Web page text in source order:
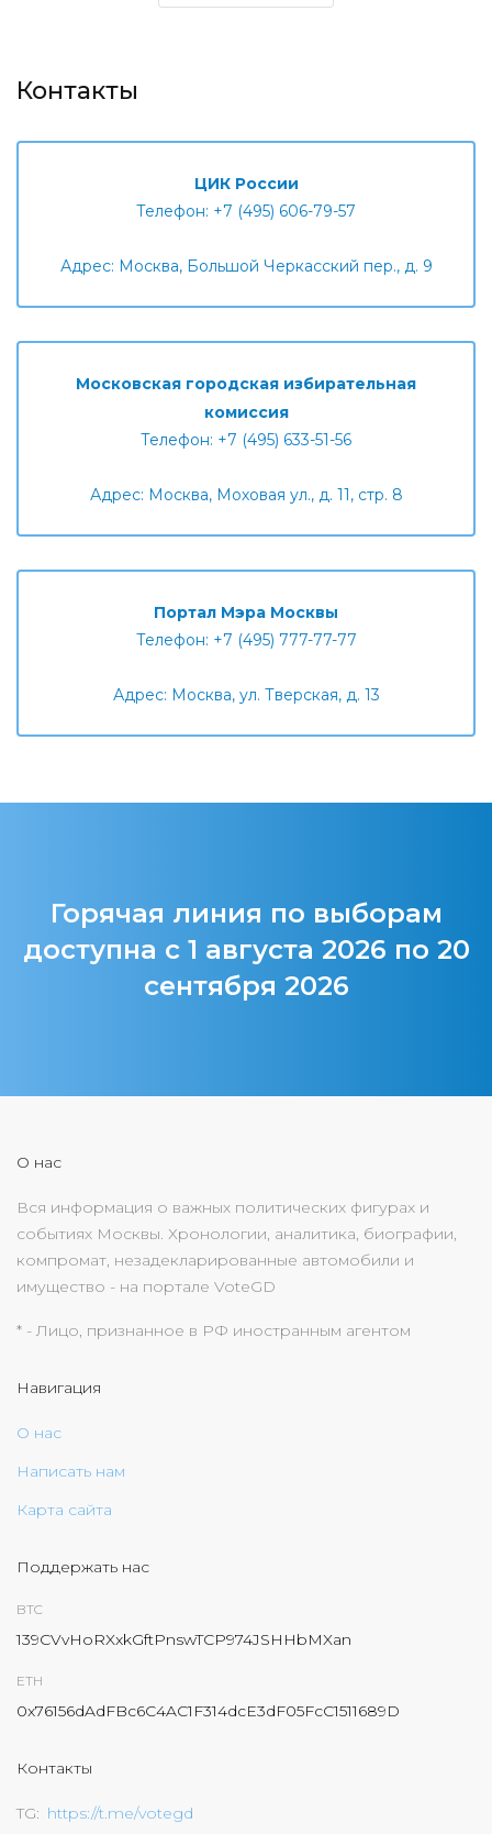
Контакты
ЦИК России
Телефон: +7 (495) 606-79-57
Адрес: Москва, Большой Черкасский пер., д. 9
Московская городская избирательная
комиссия
Телефон: +7 (495) 633-51-56
Адрес: Москва, Моховая ул., д. 11, стр. 8
Портал Мэра Москвы
Телефон: +7 (495) 777-77-77
Адрес: Москва, ул. Тверская, д. 13
Горячая линия по выборам
доступна с 1 августа 2026 по 20
сентября 2026
О нас
Вся информация о важных политических фигурах и
событиях Москвы. Хронологии, аналитика, биографии,
компромат, незадекларированные автомобили и
имущество - на портале VoteGD
* - Лицо, признанное в РФ иностранным агентом
Навигация
О нас
Написать нам
Карта сайта
Поддержать нас
BTC
139CVvHoRXxkGftPnswTCP974JSHHbMXan
ETH
0x76156dAdFBc6C4AC1F314dcE3dF05FcC1511689D
Контакты
TG https://t.me/votegd